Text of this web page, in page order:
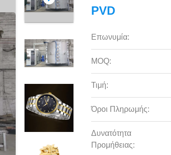
PVD
Επωνυμία:
MOQ:
Τιμή:
Όροι Πληρωμής:
Δυνατότητα
Προμήθειας: